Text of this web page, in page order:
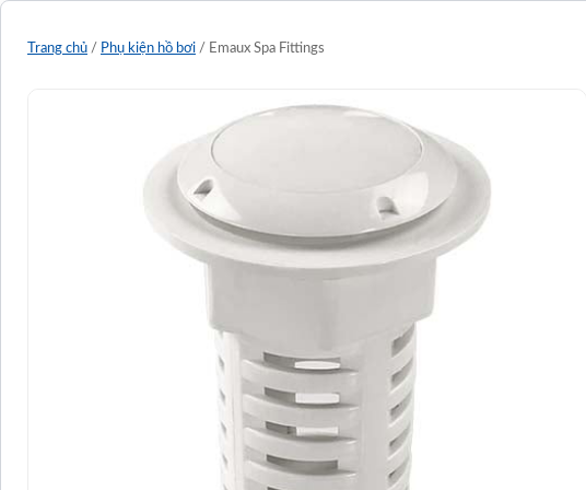
Trang chủ / Phụ kiện hồ bơi / Emaux Spa Fittings